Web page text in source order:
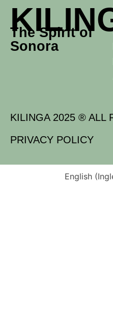
The Spirit of
Sonora
KILINGA 2025 ® ALL
PRIVACY POLICY
English(